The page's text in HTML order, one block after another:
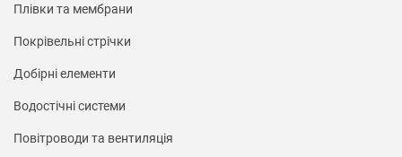
Плівки та мембрани
Покрівельні стрічки
Добірні елементи
Водостічні системи
Повітроводи та вентиляція